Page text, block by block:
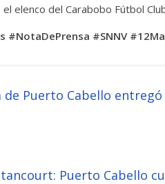
elenco del Carabobo Fútbol
#NotaDePrensa #SNNV
de Puerto Cabello
Puerto Cabello